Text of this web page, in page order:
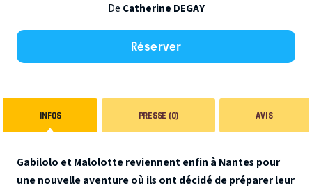
De Catherine DEGAY
Réserver
INFOS PRESSE (0) AVIS
Gabilolo et Malolotte reviennent enfin à Nantes pour
une nouvelle aventure où ils ont décidé de préparer leur